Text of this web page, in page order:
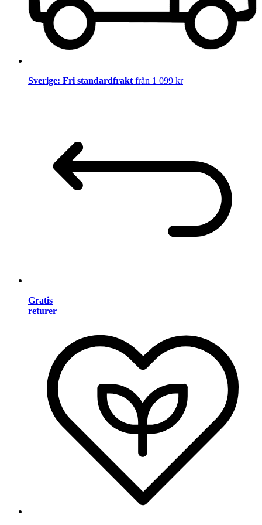
Sverige: Fri standardfrakt från 1 099 kr
Gratis
returer